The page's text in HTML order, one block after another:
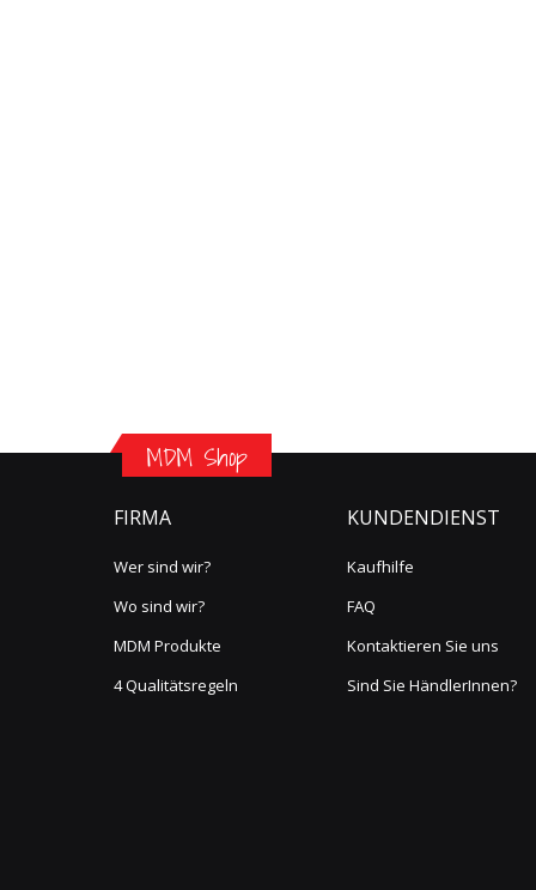
MDM Shop
FIRMA
Wer sind wir?
Wo sind wir?
MDM Produkte
4 Qualitätsregeln
KUNDENDIENST
Kaufhilfe
FAQ
Kontaktieren Sie uns
Sind Sie HändlerInnen?